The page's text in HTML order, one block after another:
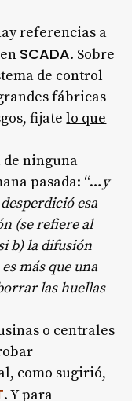
referencias a
SCADA. Sobre
de control
fábricas
fijatelo que
ninguna
pasada: “…y
esa
(se refiere al
b) la difusión
más que una
las huellas
o centrales
como sugirió,
. Y para